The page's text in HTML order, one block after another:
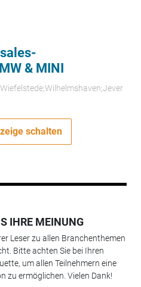
& MINI
schalten
IHRE MEINUNG
Leser zu allen Branchenthemen
Bitte achten Sie bei Ihren
um allen Teilnehmern eine
zu ermöglichen. Vielen Dank!